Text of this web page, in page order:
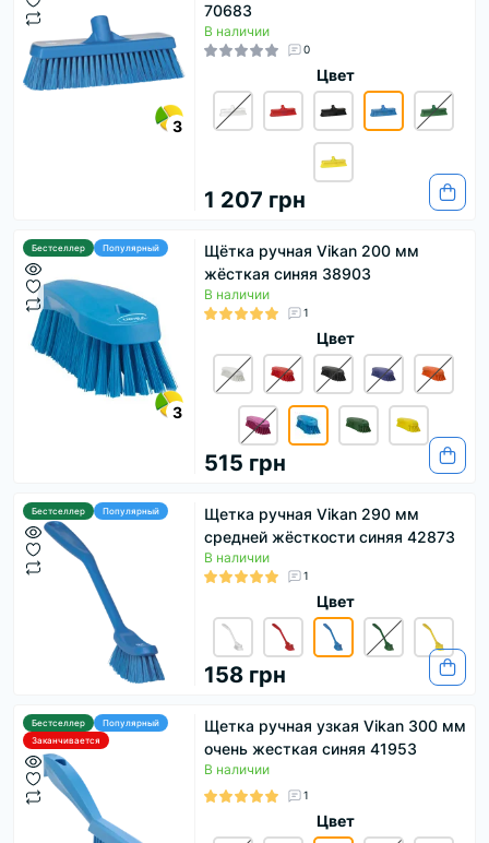
3
70683
В наличии
0
Цвет
1 207 грн
Бестселлер Популярный
3
Щётка ручная Vikan 200 мм
жёсткая синяя 38903
В наличии
1
Цвет
515 грн
Бестселлер Популярный
Щетка ручная Vikan 290 мм
средней жёсткости синяя 42873
В наличии
1
Цвет
158 грн
Бестселлер
Популярный
Заканчивается
Щетка ручная узкая Vikan 300 мм
очень жесткая синяя 41953
В наличии
1
Цвет